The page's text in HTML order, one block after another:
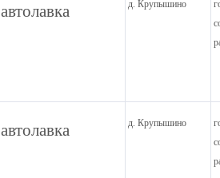
автолавка д. Крупышино
автолавка д. Крупышино